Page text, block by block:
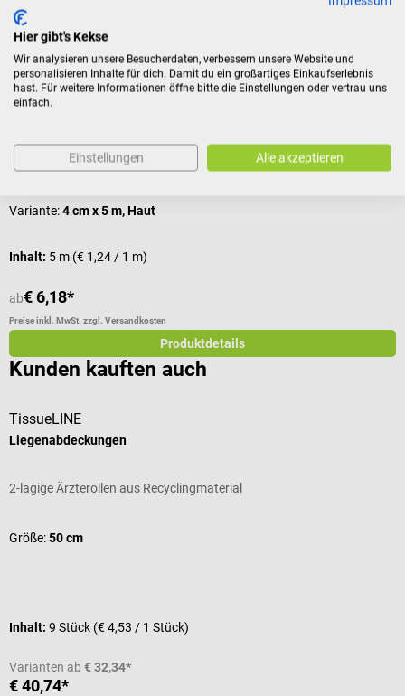
Leukoplast
Classic Pflaster
Durchschnittliche Bewertung von 5 von 5 Sternen
Variante:4 cm x 5 m, Haut
Inhalt: 5 m (€ 1,24 / 1 m)
ab€ 6,18*
Preise inkl. MwSt. zzgl. Versandkosten
Produktdetails
Kunden kauften auch
TissueLINE
Liegenabdeckungen
2-lagige Ärzterollen aus Recyclingmaterial
Größe:50 cm
Inhalt: 9 Stück (€ 4,53 / 1 Stück)
Varianten ab € 32,34*
€ 40,74*
Hier gibt's Kekse
Wir analysieren unsere Besucherdaten, verbessern unsere Website und
personalisieren Inhalte für dich. Damit du ein großartiges Einkaufserlebnis
hast. Für weitere Informationen öffne bitte die Einstellungen oder vertrau uns
einfach.
Einstellungen Alle akzeptieren